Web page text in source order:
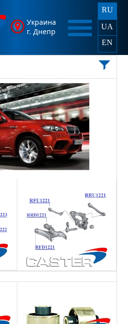
Украина
г. Днепр
RU
UA
EN